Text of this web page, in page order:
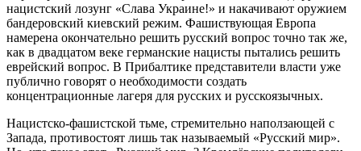
нацистский лозунг «Слава Украине!» и накачивают оружием
бандеровский киевский режим. Фашиствующая Европа
намерена окончательно решить русский вопрос точно так же,
как в двадцатом веке германские нацисты пытались решить
еврейский вопрос. В Прибалтике представители власти уже
публично говорят о необходимости создать
концентрационные лагеря для русских и русскоязычных.
Нацистско-фашистской тьме, стремительно наползающей с
Запада, противостоят лишь так называемый «Русский мир».